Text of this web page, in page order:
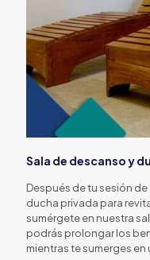
Sala de descanso y
Después de tu sesión
ducha privada para
sumérgete en nuestra
podrás prolongar los
mientras te sumerges